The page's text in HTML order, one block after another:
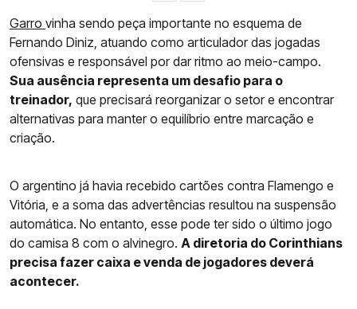
Garro vinha sendo peça importante no esquema de
Fernando Diniz, atuando como articulador das jogadas
ofensivas e responsável por dar ritmo ao meio-campo.
Sua ausência representa um desafio para o
treinador, que precisará reorganizar o setor e encontrar
alternativas para manter o equilíbrio entre marcação e
criação.
O argentino já havia recebido cartões contra Flamengo e
Vitória, e a soma das advertências resultou na suspensão
automática. No entanto, esse pode ter sido o último jogo
do camisa 8 com o alvinegro. A diretoria do Corinthians
precisa fazer caixa e venda de jogadores deverá
acontecer.